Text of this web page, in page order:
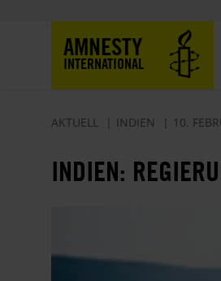
AMNESTY
INTERNATIONAL
AKTUELL INDIEN 10.
INDIEN: